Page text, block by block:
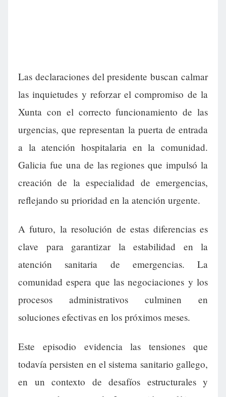
Las declaraciones del presidente buscan calmar
las inquietudes y reforzar el compromiso de la
Xunta con el correcto funcionamiento de las
urgencias, que representan la puerta de entrada
a la atención hospitalaria en la comunidad.
Galicia fue una de las regiones que impulsó la
creación de la especialidad de emergencias,
reflejando su prioridad en la atención urgente.
A futuro, la resolución de estas diferencias es
clave para garantizar la estabilidad en la
atención sanitaria de emergencias. La
comunidad espera que las negociaciones y los
procesos administrativos culminen en
soluciones efectivas en los próximos meses.
Este episodio evidencia las tensiones que
todavía persisten en el sistema sanitario gallego,
en un contexto de desafíos estructurales y